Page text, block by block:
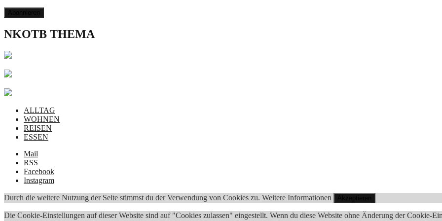
NKOTB THEMA
ALLTAG
WOHNEN
REISEN
ESSEN
Mail
RSS
Facebook
Instagram
Durch die weitere Nutzung der Seite stimmst du der Verwendung von Cookies zu. Weitere Informationen
Die Cookie-Einstellungen auf dieser Website sind auf "Cookies zulassen" eingestellt. Wenn du diese Website ohne Änderung der Cookie-